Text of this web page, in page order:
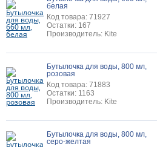
белая
Код товара: 71927
Остатки: 167
Производитель: Kite
Бутылочка для воды, 800 мл,
розовая
Код товара: 71883
Остатки: 1163
Производитель: Kite
Бутылочка для воды, 800 мл,
серо-желтая